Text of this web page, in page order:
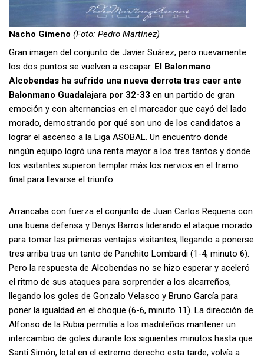
Nacho Gimeno (Foto: Pedro Martínez)
Gran imagen del conjunto de Javier Suárez, pero nuevamente
los dos puntos se vuelven a escapar. El Balonmano
Alcobendas ha sufrido una nueva derrota tras caer ante
Balonmano Guadalajara por 32-33 en un partido de gran
emoción y con alternancias en el marcador que cayó del lado
morado, demostrando por qué son uno de los candidatos a
lograr el ascenso a la Liga ASOBAL. Un encuentro donde
ningún equipo logró una renta mayor a los tres tantos y donde
los visitantes supieron templar más los nervios en el tramo
final para llevarse el triunfo.
Arrancaba con fuerza el conjunto de Juan Carlos Requena con
una buena defensa y Denys Barros liderando el ataque morado
para tomar las primeras ventajas visitantes, llegando a ponerse
tres arriba tras un tanto de Panchito Lombardi (1-4, minuto 6).
Pero la respuesta de Alcobendas no se hizo esperar y aceleró
el ritmo de sus ataques para sorprender a los alcarreños,
llegando los goles de Gonzalo Velasco y Bruno García para
poner la igualdad en el choque (6-6, minuto 11). La dirección de
Alfonso de la Rubia permitía a los madrileños mantener un
intercambio de goles durante los siguientes minutos hasta que
Santi Simón, letal en el extremo derecho esta tarde, volvía a